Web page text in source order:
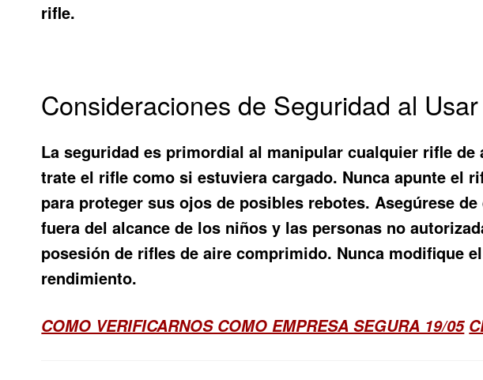
rifle.
Consideraciones de Seguridad al
La seguridad es primordial al manipular cualquier rifle
trate el rifle como si estuviera cargado. Nunca apunte el
para proteger sus ojos de posibles rebotes. Asegúrese
fuera del alcance de los niños y las personas no
posesión de rifles de aire comprimido. Nunca modifique
rendimiento.
COMO VERIFICARNOS COMO EMPRESA SEGURA 19/05